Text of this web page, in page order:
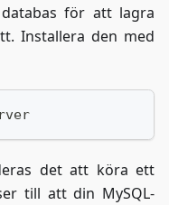
för att lagra
Installera den med
det att köra ett
till att din MySQL-